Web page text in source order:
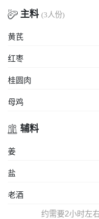
 主料 (3人份)
黄芪
红枣
桂圆肉
母鸡
 辅料
姜
盐
老酒
约需要2小时左